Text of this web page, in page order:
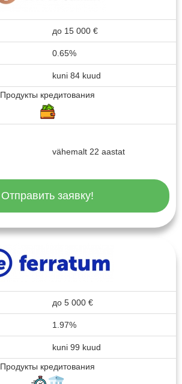
до 15 000 €
0.65%
kuni 84 kuud
Продукты кредитования
vähemalt 22 aastat
Отправить заявку!
до 5 000 €
1.97%
kuni 99 kuud
Продукты кредитования